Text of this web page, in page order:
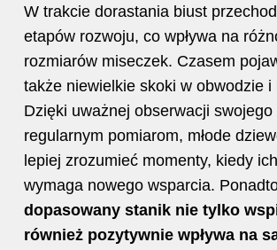
W trakcie dorastania biust
etapów rozwoju, co wpływa na
rozmiarów miseczek. Czasem
także niewielkie skoki w obwodzie i
Dzięki uważnej obserwacji swojego
regularnym pomiarom, młode
lepiej zrozumieć momenty, kiedy
wymaga nowego wsparcia.
dopasowany stanik nie tylko
również pozytywnie wpływa na